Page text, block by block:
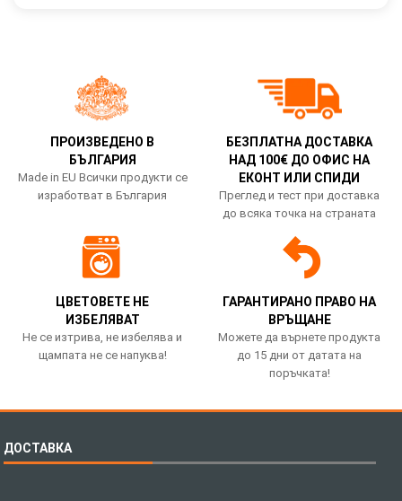
ПРОИЗВЕДЕНО В
БЪЛГАРИЯ
Made in EU Всички продукти се
изработват в България
БЕЗПЛАТНА ДОСТАВКА
НАД 100€ ДО ОФИС НА
ЕКОНТ ИЛИ СПИДИ
Преглед и тест при доставка
до всяка точка на страната
ЦВЕТОВЕТЕ НЕ
ИЗБЕЛЯВАТ
Не се изтрива, не избелява и
щампата не се напуква!
ГАРАНТИРАНО ПРАВО НА
ВРЪЩАНЕ
Можете да върнете продукта
до 15 дни от датата на
поръчката!
ДОСТАВКА